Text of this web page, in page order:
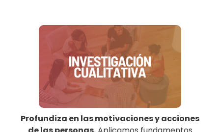
Profundiza en las motivaciones y acciones